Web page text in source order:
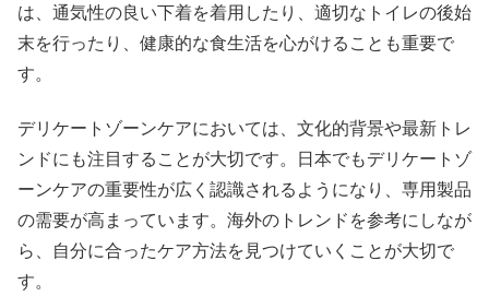
は、通気性の良い下着を着用したり、適切なトイレの後始
末を行ったり、健康的な食生活を心がけることも重要で
す。
デリケートゾーンケアにおいては、文化的背景や最新トレ
ンドにも注目することが大切です。日本でもデリケートゾ
ーンケアの重要性が広く認識されるようになり、専用製品
の需要が高まっています。海外のトレンドを参考にしなが
ら、自分に合ったケア方法を見つけていくことが大切で
す。